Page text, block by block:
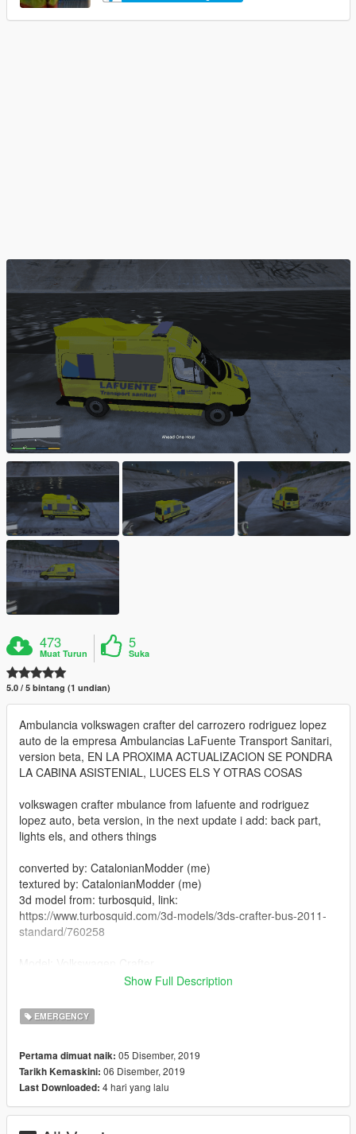
473
Muat Turun
5
Suka
5.0 / 5 bintang (1 undian)
Ambulancia volkswagen crafter del carrozero rodriguez lopez
auto de la empresa Ambulancias LaFuente Transport Sanitari,
version beta, EN LA PROXIMA ACTUALIZACION SE PONDRA
LA CABINA ASISTENIAL, LUCES ELS Y OTRAS COSAS
volkswagen crafter mbulance from lafuente and rodriguez
lopez auto, beta version, in the next update i add: back part,
lights els, and others things
converted by: CatalonianModder (me)
textured by: CatalonianModder (me)
3d model from: turbosquid, link:
https://www.turbosquid.com/3d-models/3ds-crafter-bus-2011-
standard/760258
how to Install:
Grand Theft Auto V\mods\x64e.rpf\levels\gta5\vehicles.rpf\
Thanks for your download
Show Full Description
EMERGENCY
Pertama dimuat naik: 05 Disember, 2019
Tarikh Kemaskini: 06 Disember, 2019
Last Downloaded: 4 hari yang lalu